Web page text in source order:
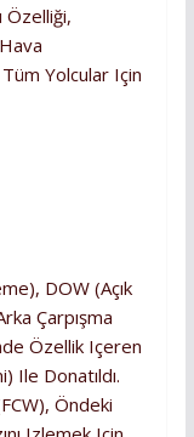
Özelliği,
Tüm Yolcular Için
DOW (Açık
Çarpışma
Özellik Içeren
Ile Donatıldı.
Öndeki